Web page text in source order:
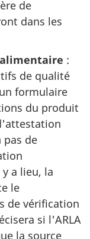
de
dans les
:
de qualité
formulaire
du produit
de
a lieu, la
le
de vérification
si l'ARLA
la source